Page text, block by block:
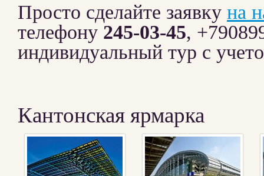
Просто сделайте заявку на
телефону 245-03-45,
индивидуальный тур с
Кантонская ярмарка